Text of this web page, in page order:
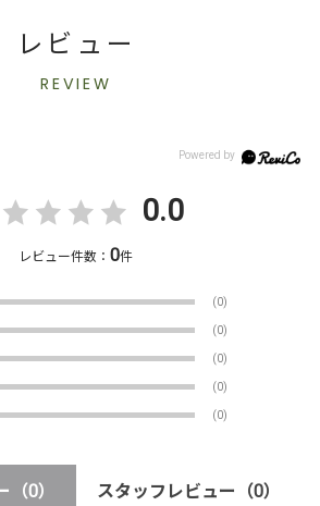
レビュー
REVIEW
0.0
レビュー件数：0件
(0)
(0)
(0)
(0)
(0)
（0） スタッフレビュー （0）